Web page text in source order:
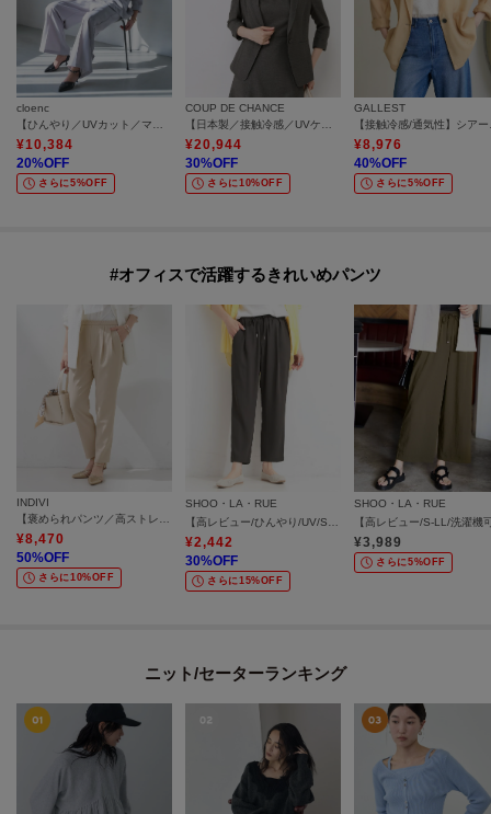
cloenc
【ひんやり／UVカット／マシンウォッシュ】ハーフスリーブジャケット セットアップ対応
¥10,384
20%OFF
さらに5%OFF
COUP DE CHANCE
【日本製／接触冷感／UVケア／手洗い可】リネンライクテーラードジャケット
¥20,944
30%OFF
さらに10%OFF
GALLEST
【接
¥8,976
40%OFF
さらに5%OFF
#オフィスで活躍するきれいめパンツ
INDIVI
¥8,470
50%OFF
さらに10%OFF
SHOO・LA・RUE
¥2,442
30%OFF
さらに15%OFF
SHOO・LA・RUE
¥3,989
さらに5%OFF
ニット/セーターランキング